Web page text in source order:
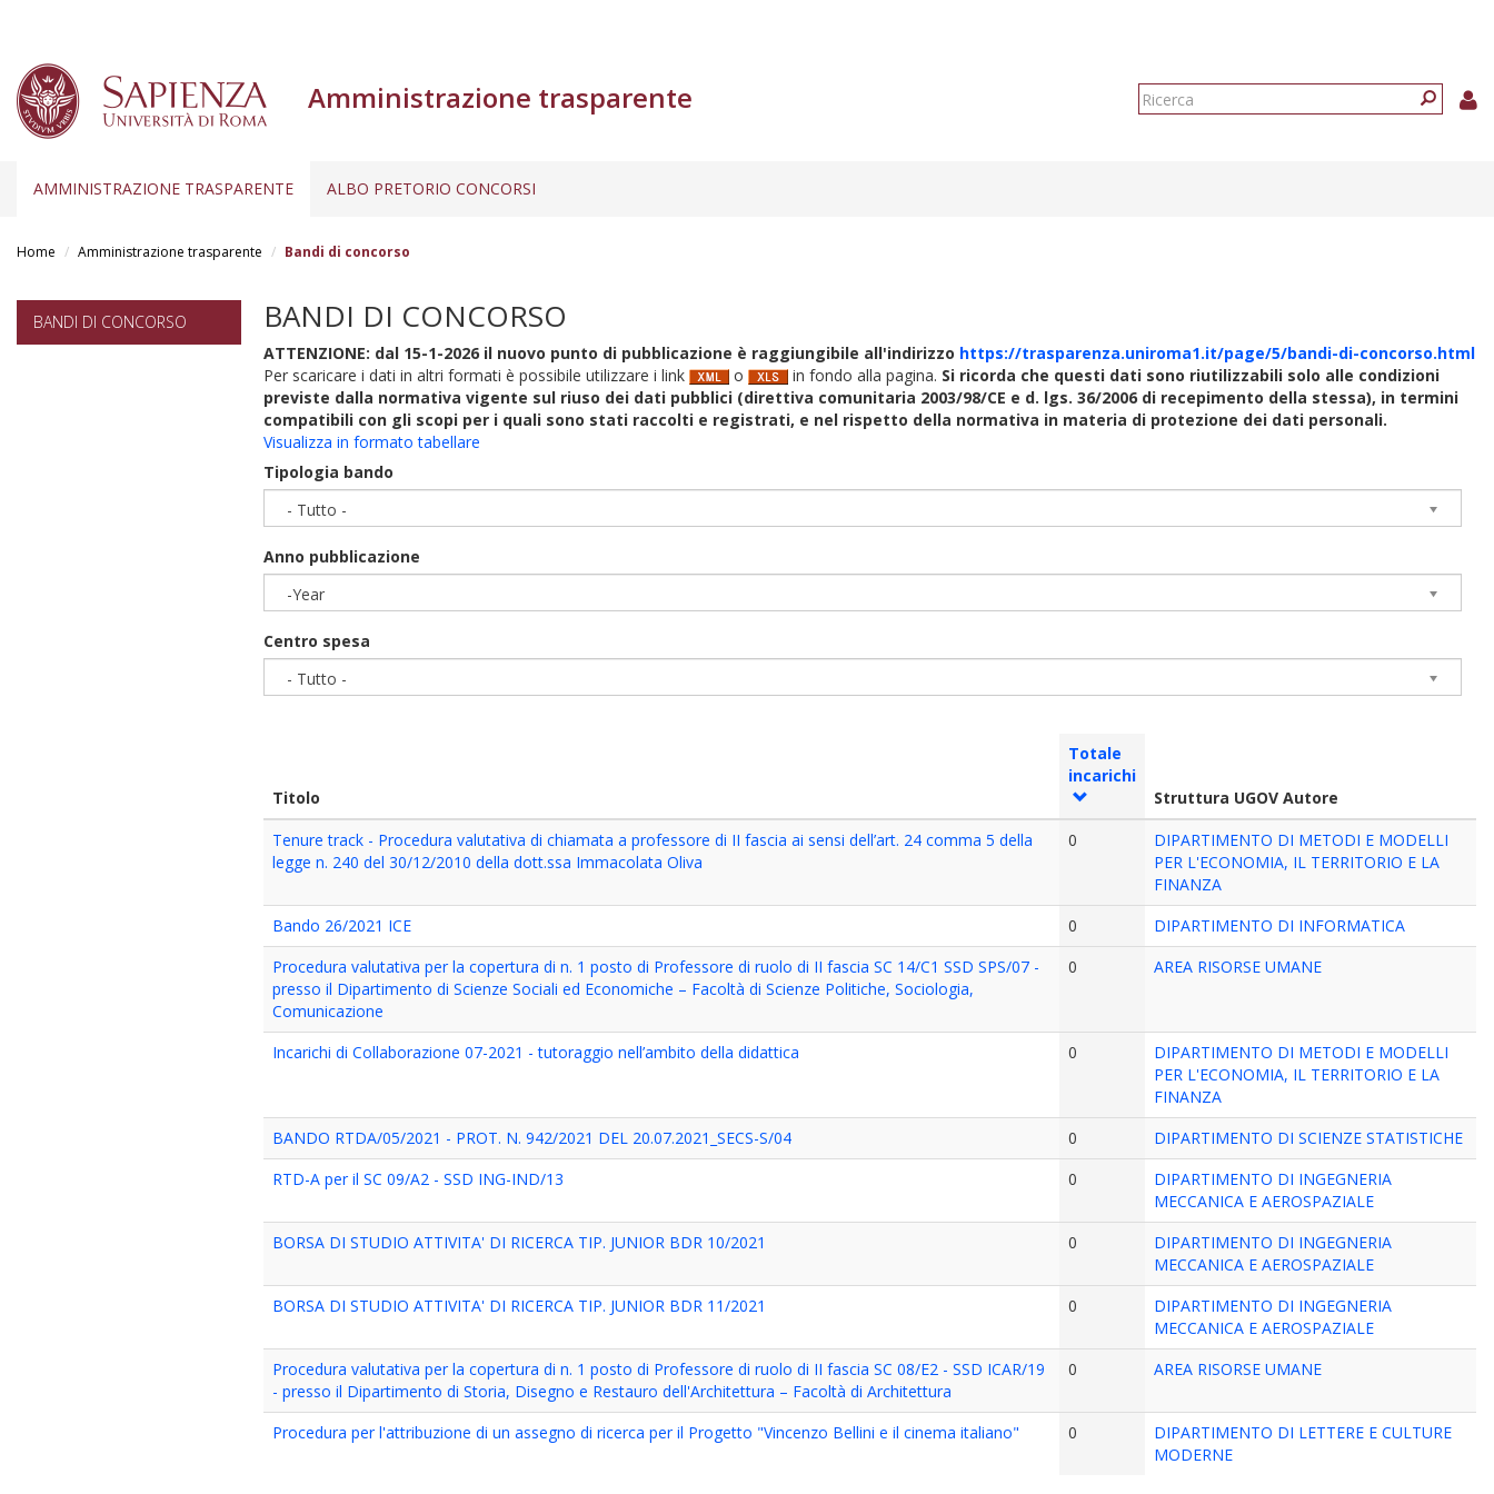
Amministrazione trasparente
Form
AMMINISTRAZIONE TRASPARENTE ALBO PRETORIO CONCORSI
Home Amministrazione trasparente Bandi di concorso
BANDI DI CONCORSO BANDI DI CONCORSO
ATTENZIONE: dal 15-1-2026 il nuovo punto di pubblicazione è raggiungibile all'indirizzo https://trasparenza.uniroma1.it/page/5/bandi-di-concorso.html
Per scaricare i dati in altri formati è possibile utilizzare i link
o in fondo alla pagina. Si ricorda che questi dati sono riutilizzabili solo alle condizioni
previste dalla normativa vigente sul riuso dei dati pubblici (direttiva comunitaria 2003/98/CE e d. lgs. 36/2006 di recepimento della stessa), in termini
compatibili con gli scopi per i quali sono stati raccolti e registrati, e nel rispetto della normativa in materia di protezione dei dati personali.
Visualizza in formato tabellare
Tipologia bando
- Tutto -
Anno pubblicazione
-Year
Centro spesa
- Tutto -
Titolo
Totale
incarichi
Struttura UGOV Autore
Tenure track - Procedura valutativa di chiamata a professore di II fascia ai sensi dell’art. 24 comma 5 della
legge n. 240 del 30/12/2010 della dott.ssa Immacolata Oliva
0
DIPARTIMENTO DI METODI E MODELLI
PER L'ECONOMIA, IL TERRITORIO E LA
FINANZA
Bando 26/2021 ICE
0
DIPARTIMENTO DI INFORMATICA
Procedura valutativa per la copertura di n. 1 posto di Professore di ruolo di II fascia SC 14/C1 SSD SPS/07 -
presso il Dipartimento di Scienze Sociali ed Economiche – Facoltà di Scienze Politiche, Sociologia,
Comunicazione
0 AREA RISORSE UMANE
Incarichi di Collaborazione 07-2021 - tutoraggio nell’ambito della didattica 0
DIPARTIMENTO DI METODI E MODELLI
PER L'ECONOMIA, IL TERRITORIO E LA
FINANZA
BANDO RTDA/05/2021 - PROT. N. 942/2021 DEL 20.07.2021_SECS-S/04
0
DIPARTIMENTO DI SCIENZE STATISTICHE
RTD-A per il SC 09/A2 - SSD ING-IND/13
0
DIPARTIMENTO DI INGEGNERIA
MECCANICA E AEROSPAZIALE
BORSA DI STUDIO ATTIVITA' DI RICERCA TIP. JUNIOR BDR 10/2021
0
DIPARTIMENTO DI INGEGNERIA
MECCANICA E AEROSPAZIALE
BORSA DI STUDIO ATTIVITA' DI RICERCA TIP. JUNIOR BDR 11/2021
0
DIPARTIMENTO DI INGEGNERIA
MECCANICA E AEROSPAZIALE
Procedura valutativa per la copertura di n. 1 posto di Professore di ruolo di II fascia SC 08/E2 - SSD ICAR/19
- presso il Dipartimento di Storia, Disegno e Restauro dell'Architettura – Facoltà di Architettura
0 AREA RISORSE UMANE
Procedura per l'attribuzione di un assegno di ricerca per il Progetto "Vincenzo Bellini e il cinema italiano" 0
DIPARTIMENTO DI LETTERE E CULTURE
MODERNE